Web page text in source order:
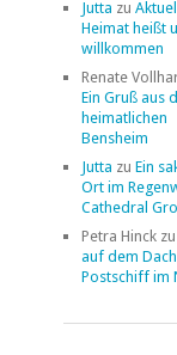
Jutta zu
Heimat heißt
willkommen
Renate
Ein Gruß aus
heimatlichen
Bensheim
Jutta zu Ein
Ort im
Cathedral
Petra Hinck
auf dem
Postschiff im